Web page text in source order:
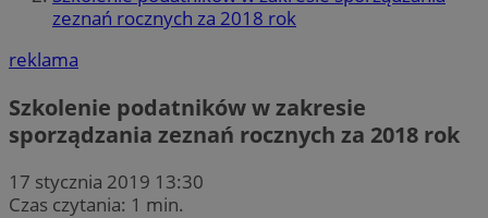
zeznań rocznych za 2018 rok
reklama
Szkolenie podatników w zakresie
sporządzania zeznań rocznych za 2018 rok
17 stycznia 2019 13:30
Czas czytania: 1 min.